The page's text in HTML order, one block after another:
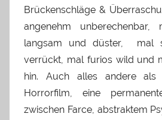
Brückenschläge &
angenehm unberechenbar,
langsam und düster, mal
verrückt, mal furios wild und
hin. Auch alles andere als
Horrorfilm, eine
zwischen Farce, abstraktem